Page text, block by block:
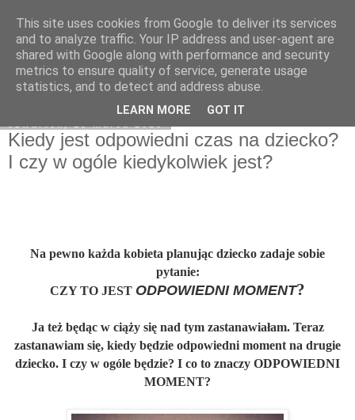
On My Way
Kiedy jest odpowiedni czas na dziecko?
I czy w ogóle kiedykolwiek jest?
Na pewno każda kobieta planując dziecko zadaje sobie
pytanie:
CZY TO JEST ODPOWIEDNI MOMENT?
Ja też będąc w ciąży się nad tym zastanawiałam. Teraz
zastanawiam się, kiedy będzie odpowiedni moment na drugie
dziecko. I czy w ogóle będzie? I co to znaczy ODPOWIEDNI
MOMENT?
This site uses cookies from Google to deliver its services
and to analyze traffic. Your IP address and user-agent are
shared with Google along with performance and security
metrics to ensure quality of service, generate usage
statistics, and to detect and address abuse.
LEARN MORE GOT IT